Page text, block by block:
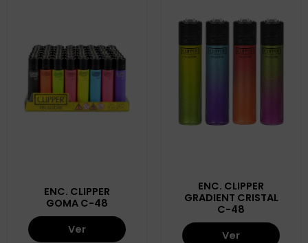
ENC. CLIPPER
GOMA C-48
Ver
ENC. CLIPPER
GRADIENT CRISTAL
C-48
Ver